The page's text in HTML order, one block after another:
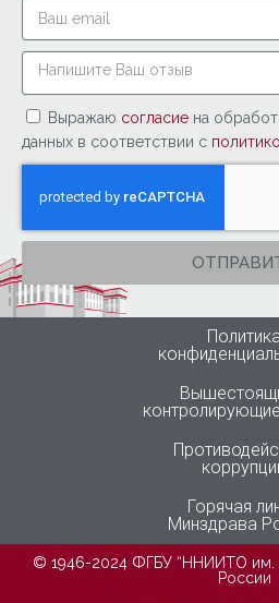
Выражаю согласие на
данных в соответствии с
Политика
Горячая
Минздрава
© 1946-2024 ФГБУ “ННИИТО им.
России